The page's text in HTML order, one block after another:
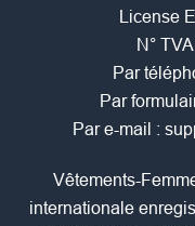
License
N°
Par
Par
Par e-mail :
Vêtements-
internationale